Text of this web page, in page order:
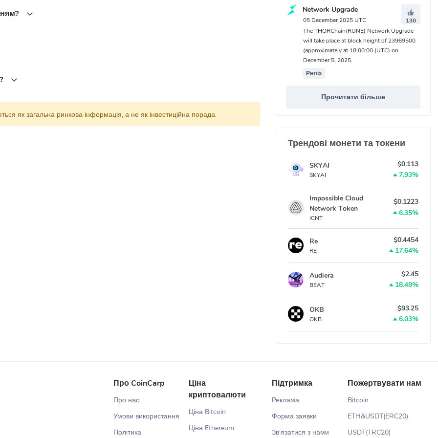
як Binance, KuCoin та Gate.io. Для цього потрібно створити обліковий запис
як загальна ринкова інформація, а не як інвестиційна порада.
Network Upgrade
05 December 2025 UTC
130
The THORChain(RUNE) Network Upgrade
will take place at block height of 23969500
(approximately at 18:00:00 (UTC) on
December 5, 2025.
Реліз
Прочитати більше
Трендові монети та токени
SKYAI
SKYAI
$0.113
7.93%
Impossible Cloud
Network Token
ICNT
$0.1223
6.35%
Re
RE
$0.4454
17.64%
Audiera
BEAT
$2.45
18.48%
OKB
OKB
$93.25
6.03%
Про CoinCarp
Про нас
Умови використання
Політика
Ціна
криптовалюти
Ціна Bitcoin
Ціна Ethereum
Підтримка
Реклама
Форма заявки
Зв'язатися з нами
Пожертвувати нам
Bitcoin
ETH&USDT(ERC20)
USDT(TRC20)